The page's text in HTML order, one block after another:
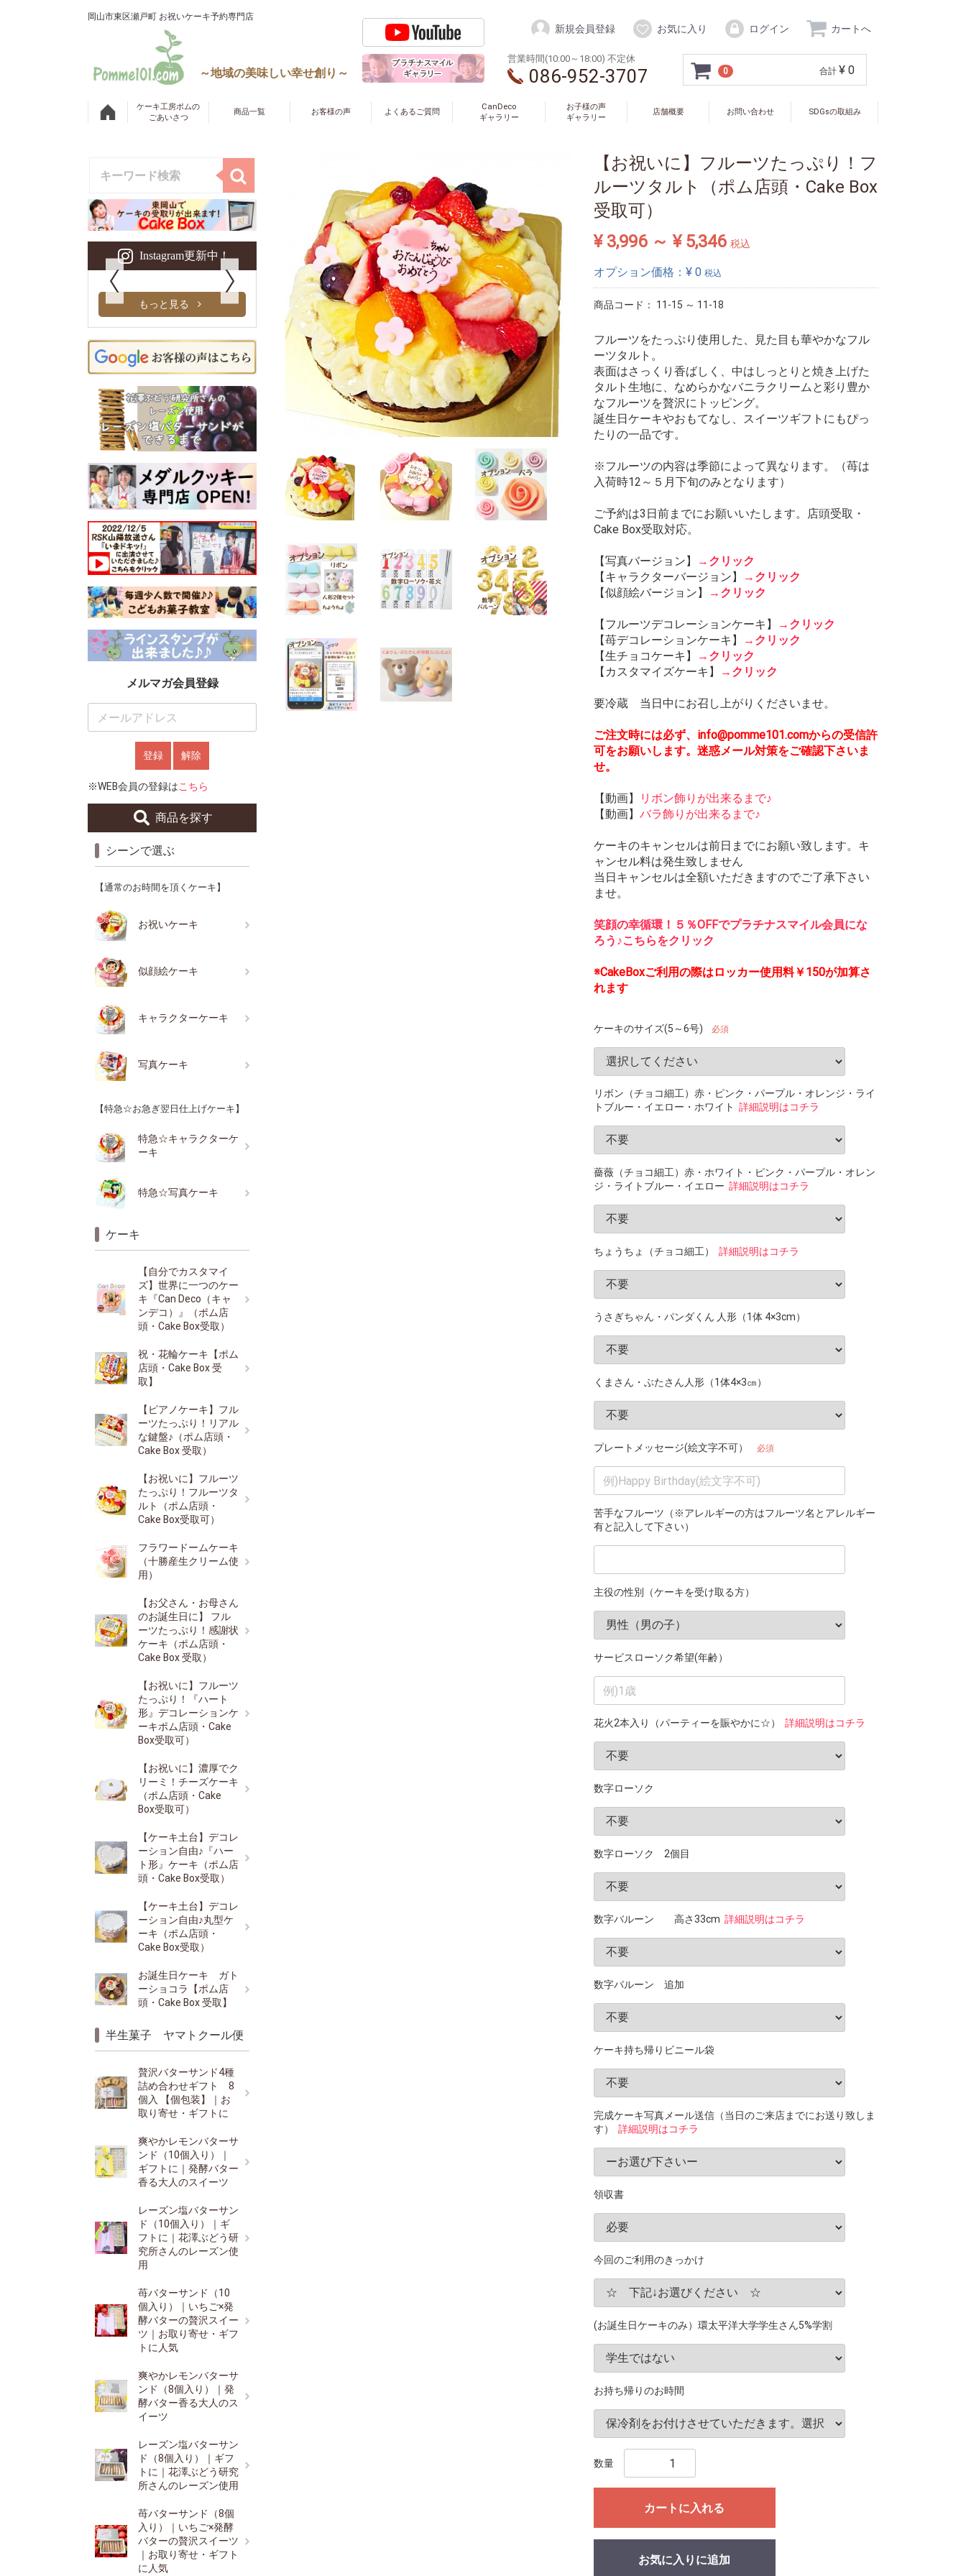
岡山市東区瀬戸町 お祝いケーキ予約専門店
～地域の美味しい幸せ創り～
新規会員登録 お気に入り ログイン カートへ
営業時間(10:00～18:00) 不定休
086-952-3707 0 合計 ¥ 0
ケーキ工房ポムの
ごあいさつ
商品一覧 お客様の声 よくあるご質問
CanDeco
ギャラリー
お子様の声
ギャラリー
店舗概要 お問い合わせ SDGsの取組み
【お祝いに】フルーツたっぷり！フ
ルーツタルト（ポム店頭・Cake Box
受取可）
¥ 3,996 ～ ¥ 5,346 税込
オプション価格：¥ 0 税込
商品コード： 11-15 ～ 11-18
フルーツをたっぷり使用した、見た目も華やかなフル
ーツタルト。
表面はさっくり香ばしく、中はしっとりと焼き上げた
タルト生地に、なめらかなバニラクリームと彩り豊か
なフルーツを贅沢にトッピング。
誕生日ケーキやおもてなし、スイーツギフトにもぴっ
たりの一品です。
※フルーツの内容は季節によって異なります。（苺は
入荷時12～５月下旬のみとなります）
ご予約は3日前までにお願いいたします。店頭受取・
Cake Box受取対応。
【写真バージョン】 → クリック
【キャラクターバージョン】
→ クリック
【似顔絵バージョン】
→ クリック
【フルーツデコレーションケーキ】 → クリック
【苺デコレーションケーキ】
→ クリック
【生チョコケーキ】
→ クリック
【カスタマイズケーキ】
→ クリック
要冷蔵 当日中にお召し上がりくださいませ。
ご注文時には必ず、info@pomme101.comからの受信許
可をお願いします。迷惑メール対策をご確認下さいま
せ。
【動画】
リボン飾りが出来るまで♪
【動画】 バラ飾りが出来るまで♪
ケーキのキャンセルは前日までにお願い致します。キ
ャンセル料は発生致しません
当日キャンセルは全額いただきますのでご了承下さい
ませ。
笑顔の幸循環！５％OFFでプラチナスマイル会員にな
ろう♪こちらをクリック
※CakeBoxご利用の際はロッカー使用料￥150が加算さ
れます
ケーキのサイズ(5～6号) 必須
リボン（チョコ細工）赤・ピンク・パープル・オレンジ・ライ
トブルー・イエロー・ホワイト 詳細説明はコチラ
薔薇（チョコ細工）赤・ホワイト・ピンク・パープル・オレン
ジ・ライトブルー・イエロー 詳細説明はコチラ
ちょうちょ（チョコ細工） 詳細説明はコチラ
うさぎちゃん・パンダくん 人形（1体 4×3cm）
くまさん・ぶたさん人形（1体4×3㎝）
プレートメッセージ(絵文字不可） 必須
苦手なフルーツ（※アレルギーの方はフルーツ名とアレルギー
有と記入して下さい）
主役の性別（ケーキを受け取る方）
サービスローソク希望(年齢）
花火2本入り（パーティーを賑やかに☆） 詳細説明はコチラ
数字ローソク
数字ローソク 2個目
数字バルーン 高さ33cm 詳細説明はコチラ
数字バルーン 追加
ケーキ持ち帰りビニール袋
完成ケーキ写真メール送信（当日のご来店までにお送り致しま
す）
詳細説明はコチラ
領収書
今回のご利用のきっかけ
(お誕生日ケーキのみ）環太平洋大学学生さん5%学割
お持ち帰りのお時間
数量
カートに入れる
お気に入りに追加
Instagram更新中！
もっと見る
メルマガ会員登録
登録 解除
※WEB会員の登録はこちら
商品を探す
シーンで選ぶ
【通常のお時間を頂くケーキ】
お祝いケーキ
似顔絵ケーキ
キャラクターケーキ
写真ケーキ
【特急☆お急ぎ翌日仕上げケーキ】
特急☆キャラクターケ
ーキ
特急☆写真ケーキ
ケーキ
【自分でカスタマイ
ズ】世界に一つのケー
キ『Can Deco（キャ
ンデコ）』（ポム店
頭・Cake Box受取）
祝・花輪ケーキ【ポム
店頭・Cake Box 受
取】
【ピアノケーキ】フル
ーツたっぷり！リアル
な鍵盤♪（ポム店頭・
Cake Box 受取）
【お祝いに】フルーツ
たっぷり！フルーツタ
ルト（ポム店頭・
Cake Box受取可）
フラワードームケーキ
（十勝産生クリーム使
用）
【お父さん・お母さん
のお誕生日に】 フル
ーツたっぷり！感謝状
ケーキ（ポム店頭・
Cake Box 受取）
【お祝いに】フルーツ
たっぷり！『ハート
形』デコレーションケ
ーキポム店頭・Cake
Box受取可）
【お祝いに】濃厚でク
リーミ！チーズケーキ
（ポム店頭・Cake
Box受取可）
【ケーキ土台】デコレ
ーション自由♪『ハー
ト形』ケーキ（ポム店
頭・Cake Box受取）
【ケーキ土台】デコレ
ーション自由♪丸型ケ
ーキ（ポム店頭・
Cake Box受取）
お誕生日ケーキ ガト
ーショコラ【ポム店
頭・Cake Box 受取】
半生菓子 ヤマトクール便
贅沢バターサンド4種
詰め合わせギフト 8
個入 【個包装】｜お
取り寄せ・ギフトに
爽やかレモンバターサ
ンド（10個入り）｜
ギフトに｜発酵バター
香る大人のスイーツ
レーズン塩バターサン
ド（10個入り）｜ギ
フトに｜花澤ぶどう研
究所さんのレーズン使
用
苺バターサンド（10
個入り）｜いちご×発
酵バターの贅沢スイー
ツ｜お取り寄せ・ギフ
トに人気
爽やかレモンバターサ
ンド（8個入り）｜発
酵バター香る大人のス
イーツ
レーズン塩バターサン
ド（8個入り）｜ギフ
トに｜花澤ぶどう研究
所さんのレーズン使用
苺バターサンド（8個
入り）｜いちご×発酵
バターの贅沢スイーツ
｜お取り寄せ・ギフト
に人気